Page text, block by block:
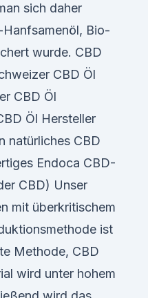
sich daher
Bio-
wurde. CBD
CBD Öl
CBD Öl
Öl Hersteller
natürliches CBD
Endoca CBD-
CBD) Unser
mit überkritischem
ist
Methode, CBD
wird unter hohem